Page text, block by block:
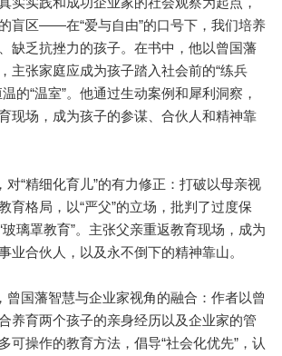
盲区——在“爱与自由”的口号下，我们培养
缺乏抗挫力的孩子。在书中，他以曾国藩
主张家庭应成为孩子踏入社会前的“练兵
的“温室”。他通过生动案例和犀利洞察，
现场，成为孩子的参谋、合伙人和精神靠
对“精细化育儿”的有力修正：打破以母亲视
育格局，以“严父”的立场，批判了过度保
璃罩教育”。主张父亲重返教育现场，成为
业合伙人，以及永不倒下的精神靠山。
曾国藩智慧与企业家视角的融合：作者以曾
养育两个孩子的亲身经历以及企业家的管
可操作的教育方法，倡导“社会化优先”，认